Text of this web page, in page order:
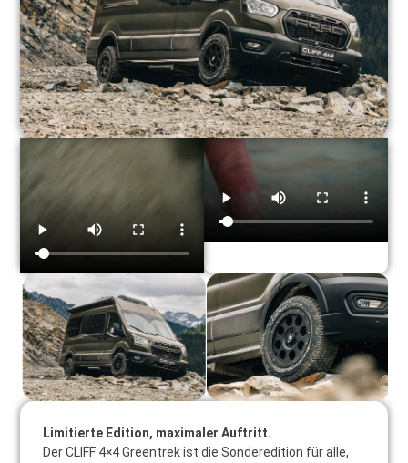
Limitierte Edition, maximaler Auftritt.
Der CLIFF 4×4 Greentrek ist die Sonderedition für alle,